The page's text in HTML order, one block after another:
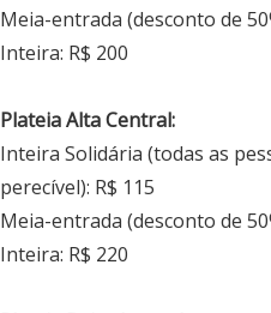
Meia-entrada (desconto de
Inteira: R$ 200
Plateia Alta Central:
Inteira Solidária (todas as
perecível): R$ 115
Meia-entrada (desconto de
Inteira: R$ 220